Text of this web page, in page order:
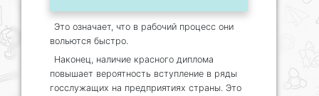
Это означает, что в рабочий процесс они
вольются быстро.
Наконец, наличие красного диплома
повышает вероятность вступление в ряды
госслужащих на предприятиях страны. Это